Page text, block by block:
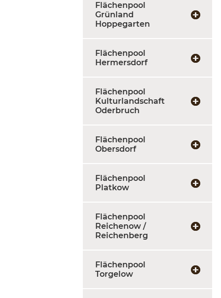
Flächenpool
Grünland
Hoppegarten
Flächenpool
Hermersdorf
Flächenpool
Kulturlandschaft
Oderbruch
Flächenpool
Obersdorf
Flächenpool
Platkow
Flächenpool
Reichenow /
Reichenberg
Flächenpool
Torgelow